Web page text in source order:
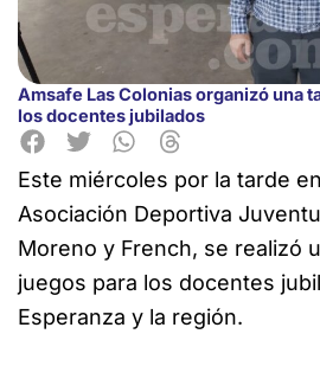
Amsafe Las Colonias organizó una
los docentes jubilados
Este miércoles por la tarde
Asociación Deportiva
Moreno y French, se realizó
juegos para los docentes
Esperanza y la región.